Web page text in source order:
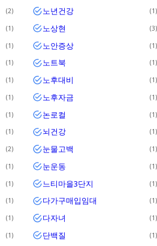
2 노년건강 1
1 노상현 3
1 노안증상 1
1 노트북 1
1 노후대비 1
1 노후자금 1
1 논로컬 1
1 뇌건강 1
2 눈물고백 1
1 눈운동 1
1 느티마을3단지 1
1 다가구매입임대 1
1 다자녀 1
1 단백질 1